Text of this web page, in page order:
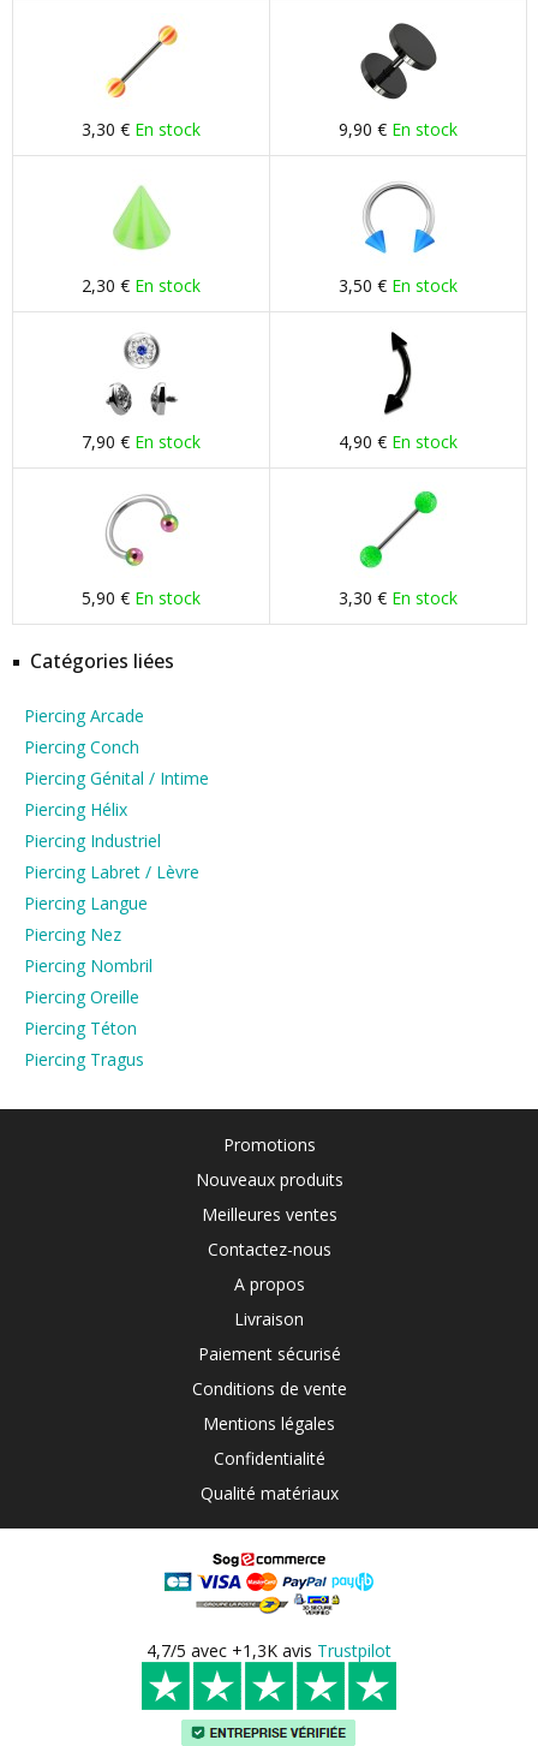
3,30 € En stock 9,90 € En stock
2,30 € En stock 3,50 € En stock
7,90 € En stock 4,90 € En stock
5,90 € En stock 3,30 € En stock
Catégories liées
Piercing Arcade
Piercing Conch
Piercing Génital / Intime
Piercing Hélix
Piercing Industriel
Piercing Labret / Lèvre
Piercing Langue
Piercing Nez
Piercing Nombril
Piercing Oreille
Piercing Téton
Piercing Tragus
Promotions
Nouveaux produits
Meilleures ventes
Contactez-nous
A propos
Livraison
Paiement sécurisé
Conditions de vente
Mentions légales
Confidentialité
Qualité matériaux
4,7/5 avec +1,3K avis Trustpilot